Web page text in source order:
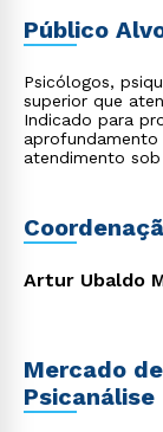
Público
Psicólogos,
superior que
Indicado para
atendimento
Artur Ubaldo
Mercado